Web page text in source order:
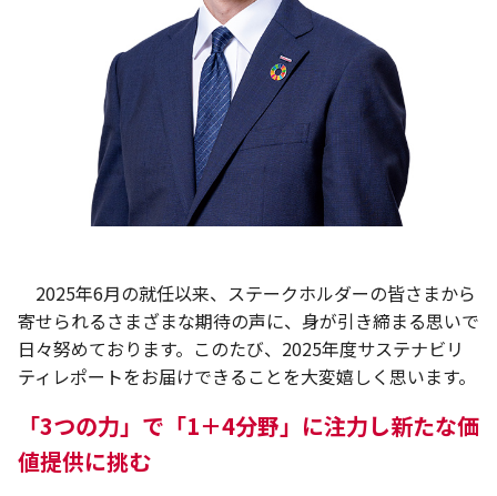
2025年6月の就任以来、ステークホルダーの皆さまから
寄せられるさまざまな期待の声に、身が引き締まる思いで
日々努めております。このたび、2025年度サステナビリ
ティレポートをお届けできることを大変嬉しく思います。
「3つの力」で「1＋4分野」に注力し新たな価
値提供に挑む